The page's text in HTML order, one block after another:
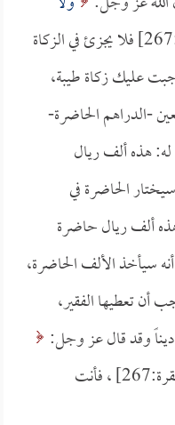
[البقرة:267] فلا يجزئ في الزكاة
عليك زكاة طيبة،
-الدراهم الحاضرة-
هذه ألف ريال
الحاضرة في
ألف ريال حاضرة
سيأخذ الألف الحاضرة،
تعطيها الفقير،
وقد قال عز وجل:
[البقرة:267] ، فأنت